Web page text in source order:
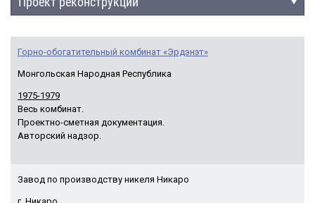
Горно-обогатительный комбинат «Эрдэнэт»
Монгольская Народная Республика
1975-1979
Весь комбинат.
Проектно-сметная документация.
Авторский надзор.
Завод по производству никеля Никаро